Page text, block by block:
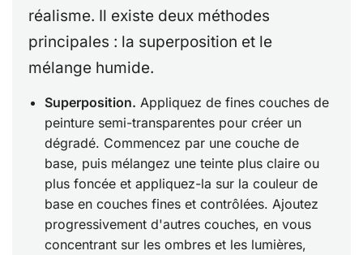
réalisme. Il existe deux méthodes
principales : la superposition et le
mélange humide.
Superposition. Appliquez de fines couches de
peinture semi-transparentes pour créer un
dégradé. Commencez par une couche de
base, puis mélangez une teinte plus claire ou
plus foncée et appliquez-la sur la couleur de
base en couches fines et contrôlées. Ajoutez
progressivement d'autres couches, en vous
concentrant sur les ombres et les lumières,